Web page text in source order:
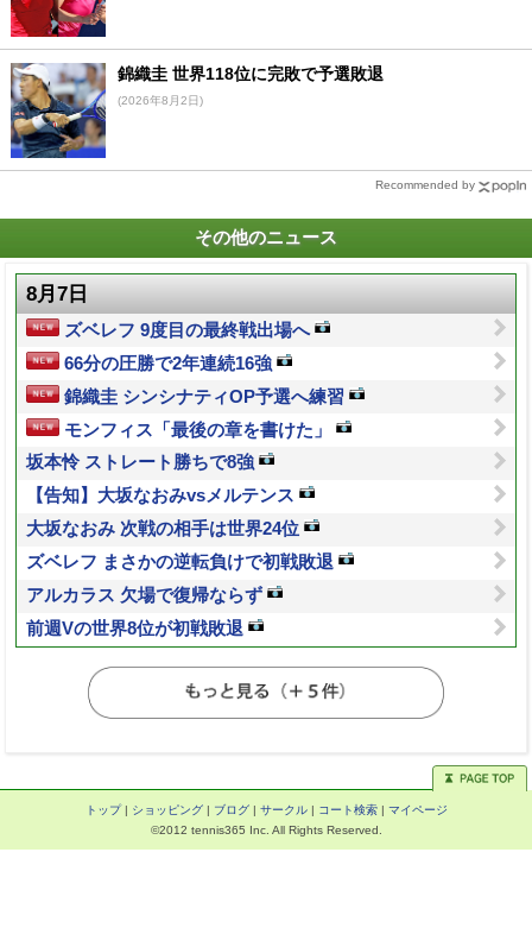
錦織圭 世界118位に完敗で予選敗退
(2026年8月2日)
Recommended by
その他のニュース
8月7日
ズベレフ 9度目の最終戦出場へ
66分の圧勝で2年連続16強
錦織圭 シンシナティOP予選へ練習
モンフィス「最後の章を書けた」
坂本怜 ストレート勝ちで8強
【告知】大坂なおみvsメルテンス
大坂なおみ 次戦の相手は世界24位
ズベレフ まさかの逆転負けで初戦敗退
アルカラス 欠場で復帰ならず
前週Vの世界8位が初戦敗退
トップ| ショッピング| ブログ| サークル| コート検索| マイページ
©2012 tennis365 Inc. All Rights Reserved.